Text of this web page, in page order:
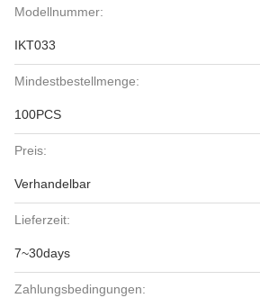
Modellnummer:
IKT033
Mindestbestellmenge:
100PCS
Preis:
Verhandelbar
Lieferzeit:
7~30days
Zahlungsbedingungen: